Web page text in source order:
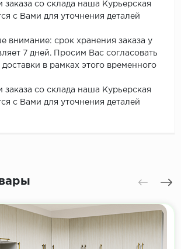
заказа со склада наша Курьерская
с Вами для уточнения деталей
внимание: срок хранения заказа у
7 дней. Просим Вас согласовать
в рамках этого временного
заказа со склада наша Курьерская
с Вами для уточнения деталей